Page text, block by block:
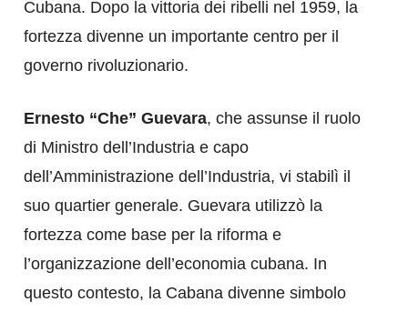
Cubana. Dopo la vittoria dei ribelli nel 1959, la
fortezza divenne un importante centro per il
governo rivoluzionario.
Ernesto “Che” Guevara, che assunse il ruolo
di Ministro dell’Industria e capo
dell’Amministrazione dell’Industria, vi stabilì il
suo quartier generale. Guevara utilizzò la
fortezza come base per la riforma e
l’organizzazione dell’economia cubana. In
questo contesto, la Cabana divenne simbolo